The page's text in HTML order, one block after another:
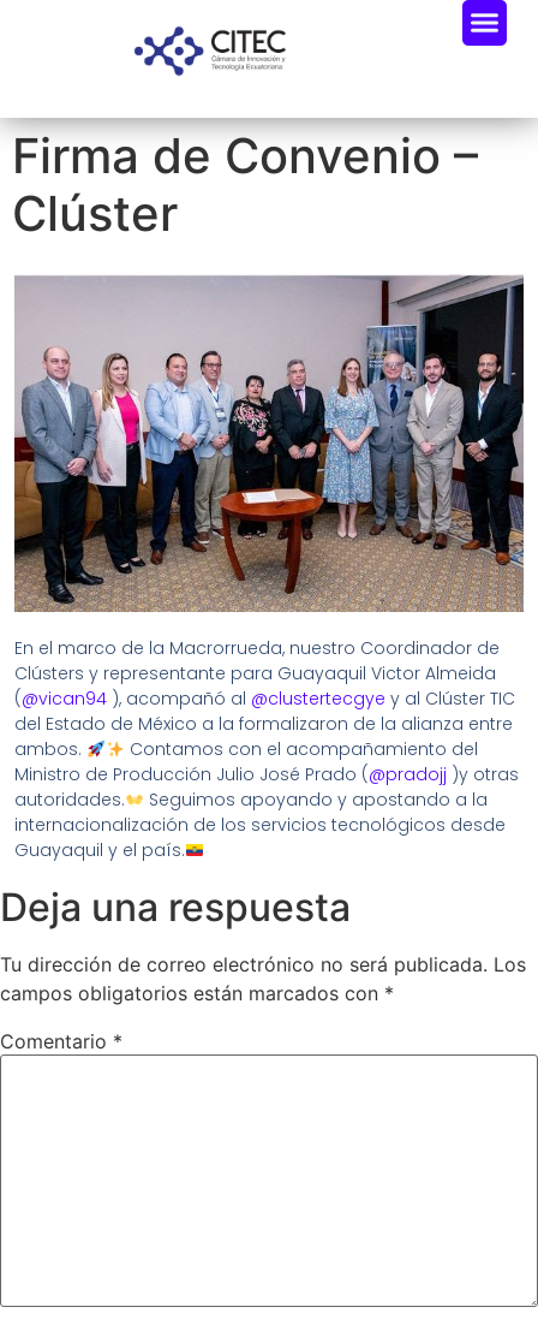
Firma de Convenio –
Clúster
En el marco de la Macrorrueda, nuestro Coordinador de
Clústers y representante para Guayaquil Victor Almeida
(@vican94 ), acompañó al @clustertecgye y al Clúster TIC
del Estado de México a la formalizaron de la alianza entre
ambos.
Contamos con el acompañamiento del
Ministro de Producción Julio José Prado (@pradojj )y otras
autoridades.
Seguimos apoyando y apostando a la
internacionalización de los servicios tecnológicos desde
Guayaquil y el país.
Deja una respuesta
Tu dirección de correo electrónico no será publicada. Los
campos obligatorios están marcados con *
Comentario *